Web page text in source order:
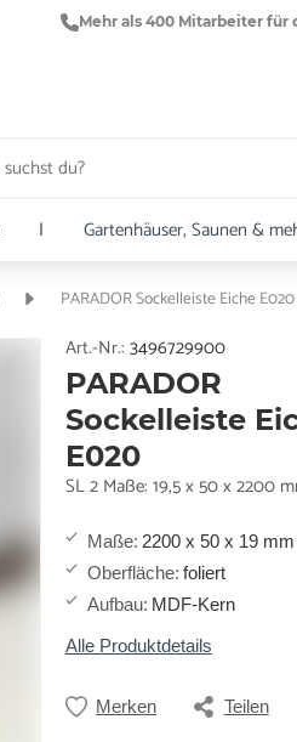
Mehr als 400 Mitarbeiter für
| Gartenhäuser, Saunen &
PARADOR Sockelleiste Eiche E020
Art.-Nr.: 3496729900
PARADOR
Sockelleiste
E020
SL 2 Maße: 19,5 x 50 x 2200
Maße: 2200 x 50 x 19 mm
Oberfläche: foliert
Aufbau: MDF-Kern
Alle Produktdetails
Merken Teilen